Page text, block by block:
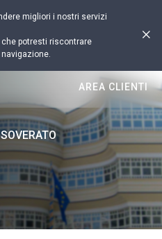
migliori i nostri servizi
potresti riscontrare
AREA CLIENTI